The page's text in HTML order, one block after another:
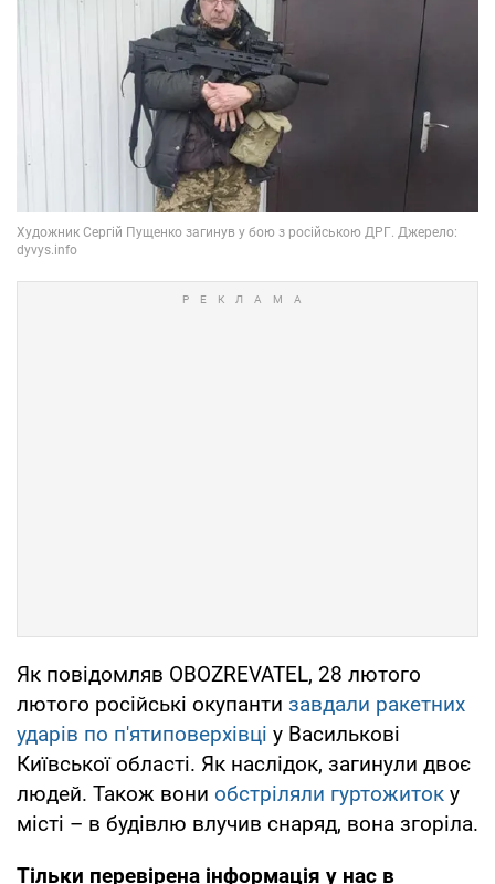
Як повідомляв OBOZREVATEL, 28 лютого
лютого російські окупанти завдали ракетних
ударів по п'ятиповерхівці у Василькові
Київської області. Як наслідок, загинули двоє
людей. Також вони обстріляли гуртожиток у
місті – в будівлю влучив снаряд, вона згоріла.
Тільки перевірена інформація у нас в